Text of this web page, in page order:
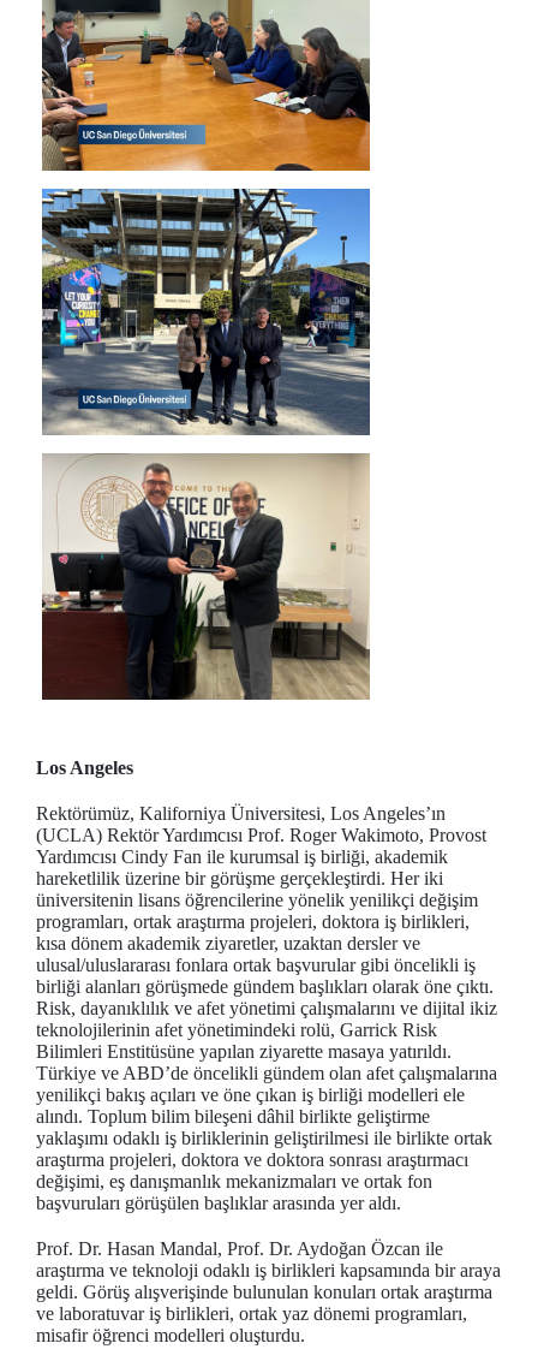
Los Angeles
Rektörümüz, Kaliforniya Üniversitesi, Los Angeles’ın
(UCLA) Rektör Yardımcısı Prof. Roger Wakimoto, Provost
Yardımcısı Cindy Fan ile kurumsal iş birliği, akademik
hareketlilik üzerine bir görüşme gerçekleştirdi. Her iki
üniversitenin lisans öğrencilerine yönelik yenilikçi değişim
programları, ortak araştırma projeleri, doktora iş birlikleri,
kısa dönem akademik ziyaretler, uzaktan dersler ve
ulusal/uluslararası fonlara ortak başvurular gibi öncelikli iş
birliği alanları görüşmede gündem başlıkları olarak öne çıktı.
Risk, dayanıklılık ve afet yönetimi çalışmalarını ve dijital ikiz
teknolojilerinin afet yönetimindeki rolü, Garrick Risk
Bilimleri Enstitüsüne yapılan ziyarette masaya yatırıldı.
Türkiye ve ABD’de öncelikli gündem olan afet çalışmalarına
yenilikçi bakış açıları ve öne çıkan iş birliği modelleri ele
alındı. Toplum bilim bileşeni dâhil birlikte geliştirme
yaklaşımı odaklı iş birliklerinin geliştirilmesi ile birlikte ortak
araştırma projeleri, doktora ve doktora sonrası araştırmacı
değişimi, eş danışmanlık mekanizmaları ve ortak fon
başvuruları görüşülen başlıklar arasında yer aldı.
Prof. Dr. Hasan Mandal, Prof. Dr. Aydoğan Özcan ile
araştırma ve teknoloji odaklı iş birlikleri kapsamında bir araya
geldi. Görüş alışverişinde bulunulan konuları ortak araştırma
ve laboratuvar iş birlikleri, ortak yaz dönemi programları,
misafir öğrenci modelleri oluşturdu.